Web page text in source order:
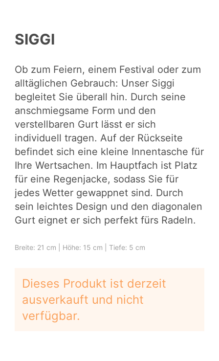
SIGGI
Ob zum Feiern, einem Festival oder zum
alltäglichen Gebrauch: Unser Siggi
begleitet Sie überall hin. Durch seine
anschmiegsame Form und den
verstellbaren Gurt lässt er sich
individuell tragen. Auf der Rückseite
befindet sich eine kleine Innentasche für
Ihre Wertsachen. Im Hauptfach ist Platz
für eine Regenjacke, sodass Sie für
jedes Wetter gewappnet sind. Durch
sein leichtes Design und den diagonalen
Gurt eignet er sich perfekt fürs Radeln.
Breite: 21 cm | Höhe: 15 cm | Tiefe: 5 cm
Dieses Produkt ist derzeit
ausverkauft und nicht
verfügbar.